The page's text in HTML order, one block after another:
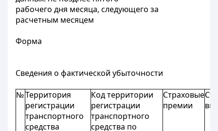
рабочего дня месяца, следующего за
расчетным месяцем
Форма
Сведения о фактической убыточности
№Территория
регистрации
транспортного
средства
Код территории
регистрации
транспортного
средства по
Страховые
премии